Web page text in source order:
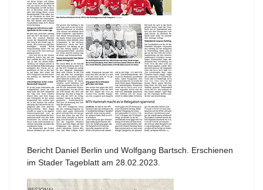
Bericht Daniel Berlin und Wolfgang Bartsch. Erschienen
im Stader Tageblatt am 28.02.2023.